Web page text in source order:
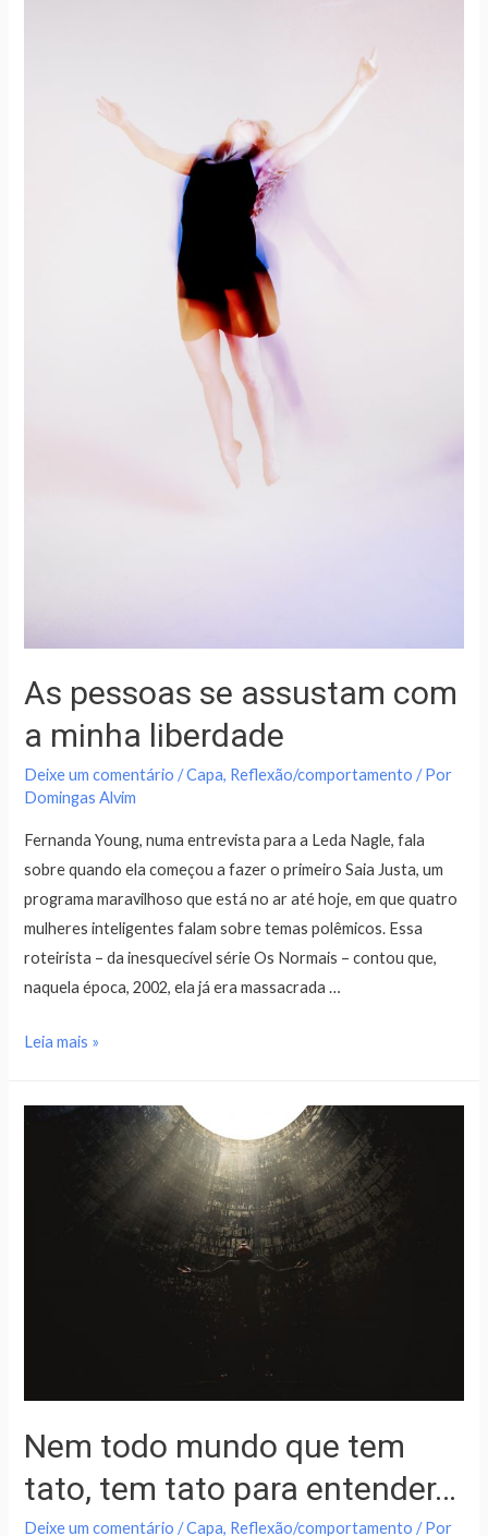
As pessoas se assustam com
a minha liberdade
Deixe um comentário /Capa, Reflexão/comportamento / Por
Domingas Alvim
Fernanda Young, numa entrevista para a Leda Nagle, fala
sobre quando ela começou a fazer o primeiro Saia Justa, um
programa maravilhoso que está no ar até hoje, em que quatro
mulheres inteligentes falam sobre temas polêmicos. Essa
roteirista – da inesquecível série Os Normais – contou que,
naquela época, 2002, ela já era massacrada …
Leia mais »
Nem todo mundo que tem
tato, tem tato para entender…
Deixe um comentário /Capa, Reflexão/comportamento / Por